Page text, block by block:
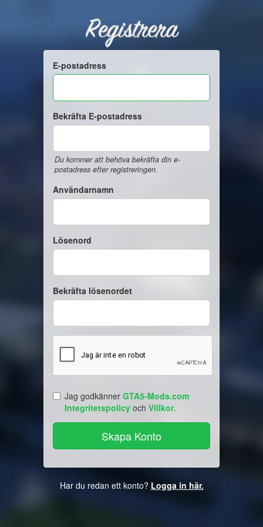
Registrera
E-postadress
Bekräfta E-postadress
Du kommer att behöva bekräfta din e-
postadress efter registreringen.
Användarnamn
Lösenord
Bekräfta lösenordet
Jag godkänner GTA5-Mods.com
Integritetspolicy och Villkor.
Har du redan ett konto? Logga in här.